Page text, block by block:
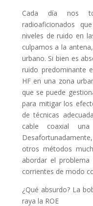
Cada día nos
radioaficionados
niveles de ruido en
culpamos a la
urbano. Si bien es
ruido predominante
HF en una zona
que se puede
para mitigar los
de técnicas
cable coaxial
otros métodos
abordar el
corrientes de modo
¿Qué absurdo? La
raya la ROE